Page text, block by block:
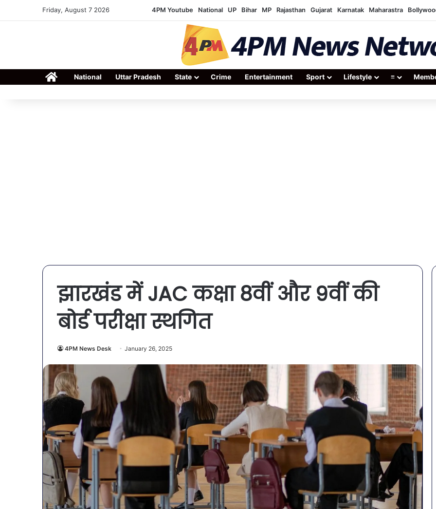
Friday, August 7 2026 4PM Youtube National UP Bihar MP Rajasthan Gujarat Karnatak Maharastra
HomeNational Uttar Pradesh State Crime Entertainment Sport Lifestyle ≡
झारखंड में JAC कक्षा 8वीं और 9वीं की
बोर्ड परीक्षा स्थगित
4PM News Desk January 26, 2025